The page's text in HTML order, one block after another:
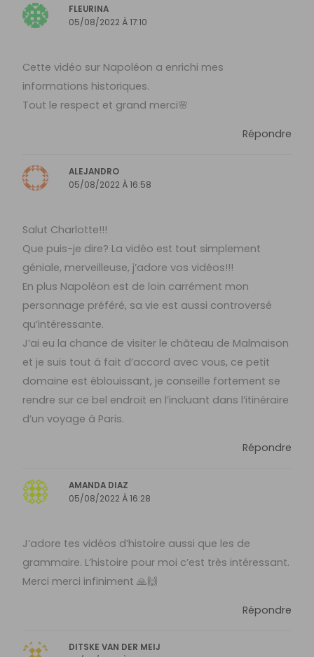
FLEURINA
05/08/2022 À 17:10
Cette vidéo sur Napoléon a enrichi mes
informations historiques.
Tout le respect et grand merci🌸
Répondre
ALEJANDRO
05/08/2022 À 16:58
Salut Charlotte!!!
Que puis-je dire? La vidéo est tout simplement
géniale, merveilleuse, j’adore vos vidéos!!!
En plus Napoléon est de loin carrément mon
personnage préféré, sa vie est aussi controversé
qu’intéressante.
J’ai eu la chance de visiter le château de Malmaison
et je suis tout á fait d’accord avec vous, ce petit
domaine est éblouissant, je conseille fortement se
rendre sur ce bel endroit en l’incluant dans l’itinéraire
d’un voyage á Paris.
Répondre
AMANDA DIAZ
05/08/2022 À 16:28
J’adore tes vidéos d’histoire aussi que les de
grammaire. L’histoire pour moi c’est très intéressant.
Merci merci infiniment 🙏🙌
Répondre
DITSKE VAN DER MEIJ